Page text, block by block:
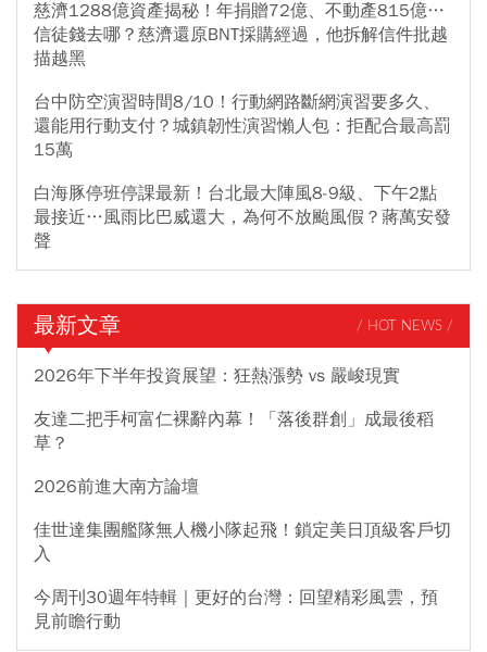
慈濟1288億資產揭秘！年捐贈72億、不動產815億…
信徒錢去哪？慈濟還原BNT採購經過，他拆解信件批越
描越黑
台中防空演習時間8/10！行動網路斷網演習要多久、
還能用行動支付？城鎮韌性演習懶人包：拒配合最高罰
15萬
白海豚停班停課最新！台北最大陣風8-9級、下午2點
最接近…風雨比巴威還大，為何不放颱風假？蔣萬安發
聲
最新文章 / HOT NEWS /
2026年下半年投資展望：狂熱漲勢 vs 嚴峻現實
友達二把手柯富仁裸辭內幕！「落後群創」成最後稻
草？
2026前進大南方論壇
佳世達集團艦隊無人機小隊起飛！鎖定美日頂級客戶切
入
今周刊30週年特輯｜更好的台灣：回望精彩風雲，預
見前瞻行動